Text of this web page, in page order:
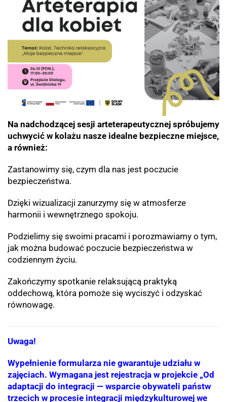
Na nadchodzącej sesji arteterapeutycznej spróbujemy
uchwycić w kolażu nasze idealne bezpieczne miejsce,
a również:
Zastanowimy się, czym dla nas jest poczucie
bezpieczeństwa.
Dzięki wizualizacji zanurzymy się w atmosferze
harmonii i wewnętrznego spokoju.
Podzielimy się swoimi pracami i porozmawiamy o tym,
jak można budować poczucie bezpieczeństwa w
codziennym życiu.
Zakończymy spotkanie relaksującą praktyką
oddechową, która pomoże się wyciszyć i odzyskać
równowagę.
Uwaga!
Wypełnienie formularza nie gwarantuje udziału w
zajęciach. Wymagana jest rejestracja w projekcie „Od
adaptacji do integracji — wsparcie obywateli państw
trzecich w procesie integracji międzykulturowej we